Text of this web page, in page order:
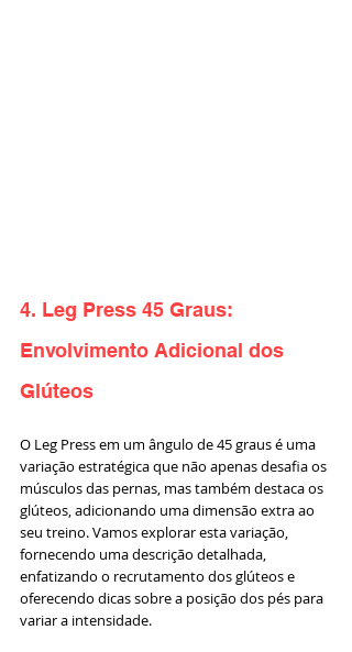
4. Leg Press 45 Graus:
Envolvimento Adicional dos
Glúteos
O Leg Press em um ângulo de 45 graus é uma
variação estratégica que não apenas desafia os
músculos das pernas, mas também destaca os
glúteos, adicionando uma dimensão extra ao
seu treino. Vamos explorar esta variação,
fornecendo uma descrição detalhada,
enfatizando o recrutamento dos glúteos e
oferecendo dicas sobre a posição dos pés para
variar a intensidade.